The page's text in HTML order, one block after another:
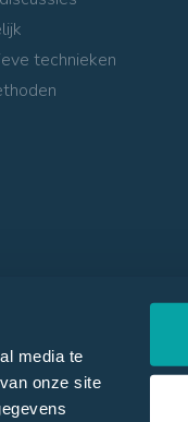
media te
onze site
technieken